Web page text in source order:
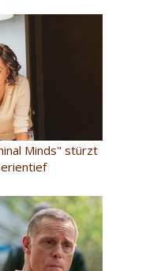
Minds" stürzt